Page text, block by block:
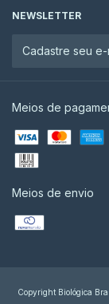
NEWSLETTER
Meios de
Meios de envio
Copyright Biológica